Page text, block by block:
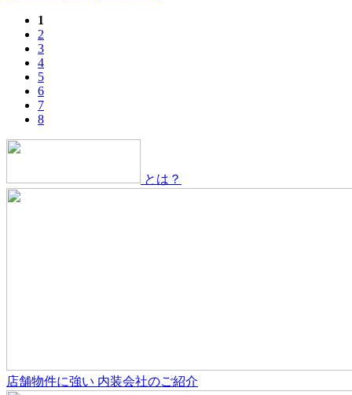
1
2
3
4
5
6
7
8
とは？
店舗物件に強い 内装会社のご紹介